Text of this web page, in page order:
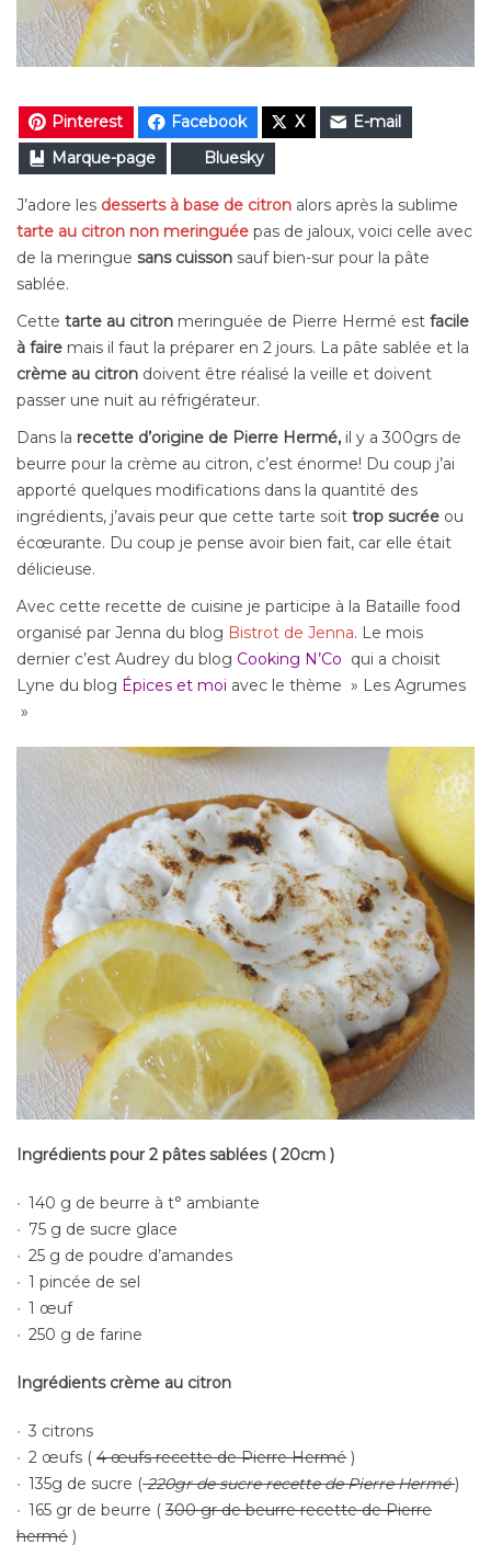
Pinterest Facebook X
E-mail
Marque-page
Bluesky
J’adore les desserts à base de citron alors après la sublime
tarte au citron non meringuée pas de jaloux, voici celle avec
de la meringue sans cuisson sauf bien-sur pour la pâte
sablée.
Cette tarte au citron meringuée de Pierre Hermé est facile
à faire mais il faut la préparer en 2 jours. La pâte sablée et la
crème au citron doivent être réalisé la veille et doivent
passer une nuit au réfrigérateur.
Dans la recette d’origine de Pierre Hermé, il y a 300grs de
beurre pour la crème au citron, c’est énorme! Du coup j’ai
apporté quelques modifications dans la quantité des
ingrédients, j’avais peur que cette tarte soit trop sucrée ou
écœurante. Du coup je pense avoir bien fait, car elle était
délicieuse.
Avec cette recette de cuisine je participe à la Bataille food
organisé par Jenna du blog Bistrot de Jenna. Le mois
dernier c’est Audrey du blog Cooking N’Co qui a choisit
Lyne du blog Épices et moi avec le thème » Les Agrumes
»
Ingrédients pour 2 pâtes sablées ( 20cm )
140 g de beurre à t° ambiante
75 g de sucre glace
25 g de poudre d’amandes
1 pincée de sel
1 œuf
250 g de farine
Ingrédients crème au citron
3 citrons
2 œufs (4 œufs recette de Pierre Hermé)
135g de sucre (220gr de sucre recette de Pierre Hermé)
165 gr de beurre (300 gr de beurre recette de Pierre
hermé )